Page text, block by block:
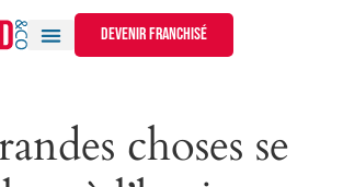
devenir franchisé
choses se